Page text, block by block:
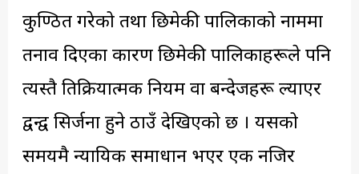
कुण्ठित गरेको तथा छिमेकी पालिकाको नाममा
तनाव दिएका कारण छिमेकी पालिकाहरूले पनि
त्यस्तै प्रतिक्रियात्मक नियम वा बन्देजहरू ल्याएर
द्वन्द्व सिर्जना हुने ठाउँ देखिएको छ । यसको
समयमै न्यायिक समाधान भएर एक नजिर